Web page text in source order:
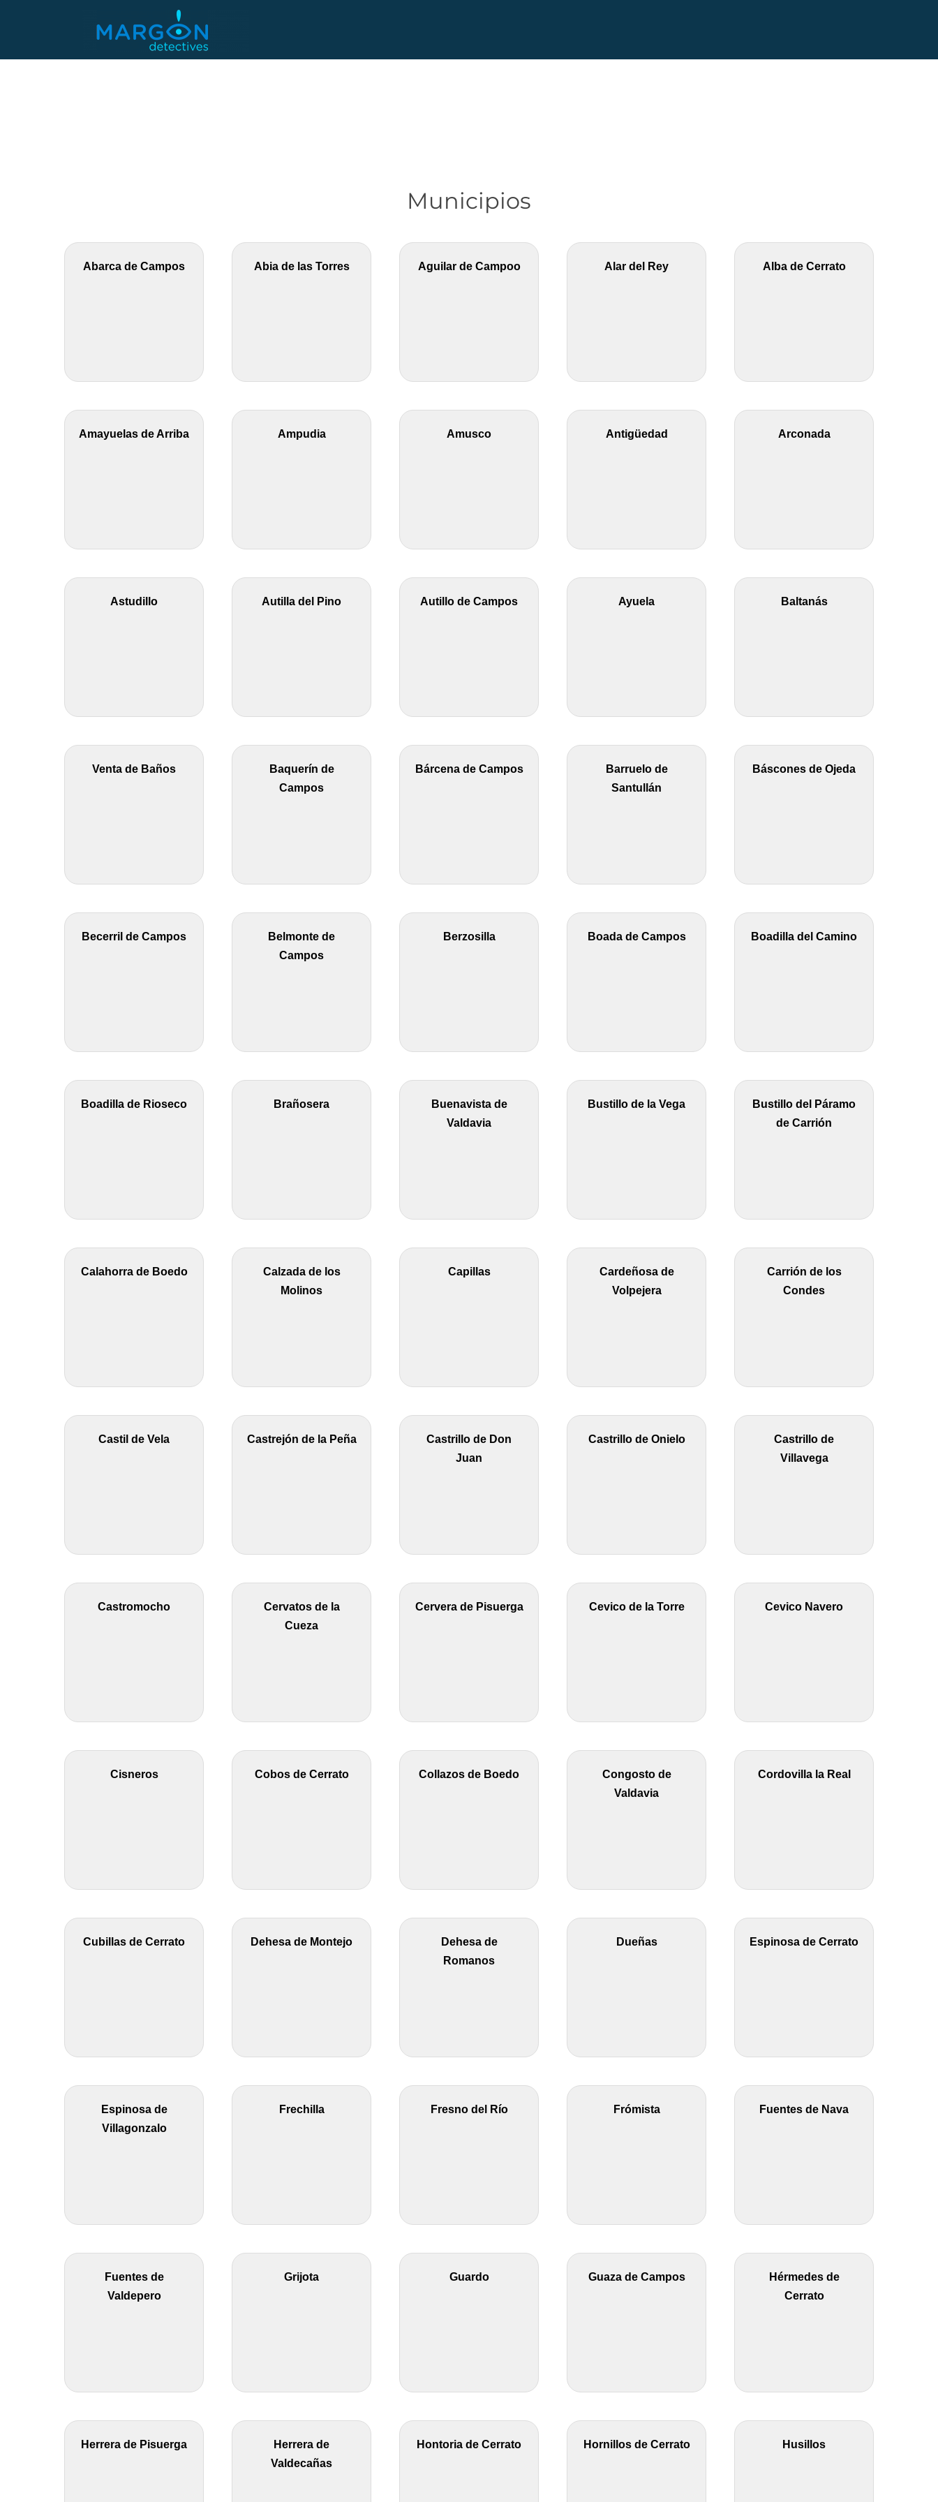
Municipios
Abarca de Campos Abia de las Torres Aguilar de Campoo Alar del Rey Alba de Cerrato
Amayuelas de Arriba Ampudia Amusco Antigüedad Arconada
Astudillo Autilla del Pino Autillo de Campos Ayuela Baltanás
Venta de Baños
Baquerín de
Campos
Bárcena de Campos
Barruelo de
Santullán
Báscones de Ojeda
Becerril de Campos
Belmonte de
Campos
Berzosilla Boada de Campos Boadilla del Camino
Boadilla de Rioseco Brañosera
Buenavista de
Valdavia
Bustillo de la Vega
Bustillo del Páramo
de Carrión
Calahorra de Boedo
Calzada de los
Molinos
Capillas
Cardeñosa de
Volpejera
Carrión de los
Condes
Castil de Vela Castrejón de la Peña
Castrillo de Don
Juan
Castrillo de Onielo
Castrillo de
Villavega
Castromocho
Cervatos de la
Cueza
Cervera de Pisuerga Cevico de la Torre Cevico Navero
Cisneros Cobos de Cerrato Collazos de Boedo
Congosto de
Valdavia
Cordovilla la Real
Cubillas de Cerrato Dehesa de Montejo
Dehesa de
Romanos
Dueñas Espinosa de Cerrato
Espinosa de
Villagonzalo
Frechilla Fresno del Río Frómista Fuentes de Nava
Fuentes de
Valdepero
Grijota Guardo Guaza de Campos
Hérmedes de
Cerrato
Herrera de Pisuerga
Herrera de
Valdecañas
Hontoria de Cerrato Hornillos de Cerrato Husillos